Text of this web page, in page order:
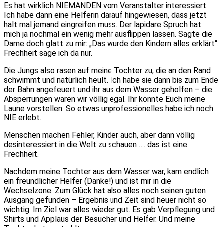
Es hat wirklich NIEMANDEN vom Veranstalter interessiert.
Ich habe dann eine Helferin darauf hingewiesen, dass jetzt
halt mal jemand eingreifen muss. Der lapidare Spruch hat
mich ja nochmal ein wenig mehr ausflippen lassen. Sagte die
Dame doch glatt zu mir: „Das wurde den Kindern alles erklärt“.
Frechheit sage ich da nur.
Die Jungs also rasen auf meine Tochter zu, die an den Rand
schwimmt und natürlich heult. Ich habe sie dann bis zum Ende
der Bahn angefeuert und ihr aus dem Wasser geholfen – die
Absperrungen waren wir völlig egal. Ihr könnte Euch meine
Laune vorstellen. So etwas unprofessionelles habe ich noch
NIE erlebt.
Menschen machen Fehler, Kinder auch, aber dann völlig
desinteressiert in die Welt zu schauen …. das ist eine
Frechheit.
Nachdem meine Tochter aus dem Wasser war, kam endlich
ein freundlicher Helfer (Danke!) und ist mir in die
Wechselzone. Zum Glück hat also alles noch seinen guten
Ausgang gefunden – Ergebnis und Zeit sind heuer nicht so
wichtig. Im Ziel war alles wieder gut. Es gab Verpflegung und
Shirts und Applaus der Besucher und Helfer. Und meine